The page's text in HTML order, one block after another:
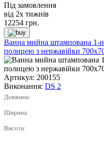
Під замовлення
від 2х тижнів
12254 грн.
Ванна мийна штампована 1-
полицею з нержавійки
Артикул: 200155
Виконання: DS 2
Довжина:
Ширина:
Висота: